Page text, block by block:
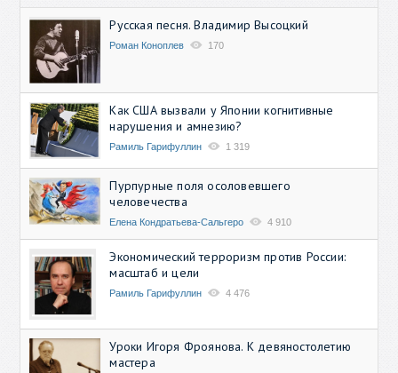
Русская песня. Владимир Высоцкий
Роман Коноплев 170
Как США вызвали у Японии когнитивные
нарушения и амнезию?
Рамиль Гарифуллин 1 319
Пурпурные поля осоловевшего
человечества
Елена Кондратьева-Сальгеро 4 910
Экономический терроризм против России:
масштаб и цели
Рамиль Гарифуллин 4 476
Уроки Игоря Фроянова. К девяностолетию
мастера